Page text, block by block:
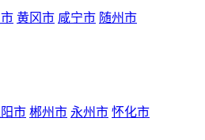
黄冈市 咸宁市 随州市
市 郴州市 永州市 怀化市